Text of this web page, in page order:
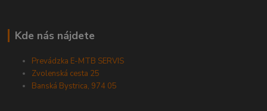
Kde nás nájdete
Prevádzka E-MTB SERVIS
Zvolenská cesta 25
Banská Bystrica, 974 05